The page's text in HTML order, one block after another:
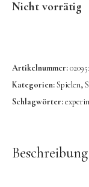
Nicht vorrätig
Artikelnummer:
Kategorien:Spielen,
Schlagwörter:
Beschreibung